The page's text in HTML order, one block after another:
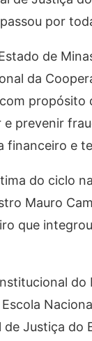
por
de
da
propósito
prevenir
financeiro e
do ciclo
Mauro
que
do
Justiça do